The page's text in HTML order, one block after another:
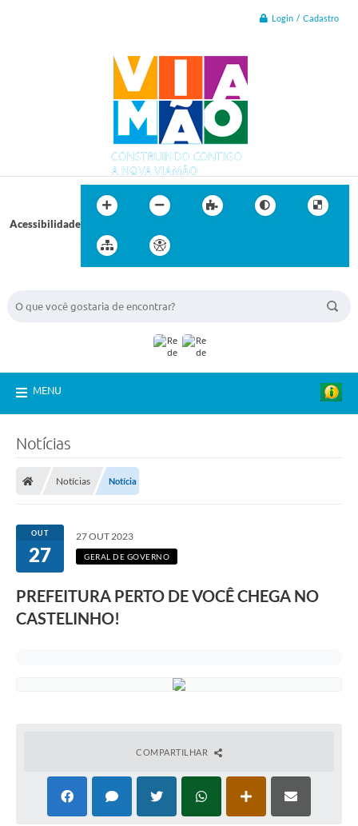
Login / Cadastro
Acessibilidade
MENU
Notícias
Notícias Notícia
OUT
27
27 OUT 2023
GERAL DE GOVERNO
PREFEITURA PERTO DE VOCÊ CHEGA NO
CASTELINHO!
COMPARTILHAR